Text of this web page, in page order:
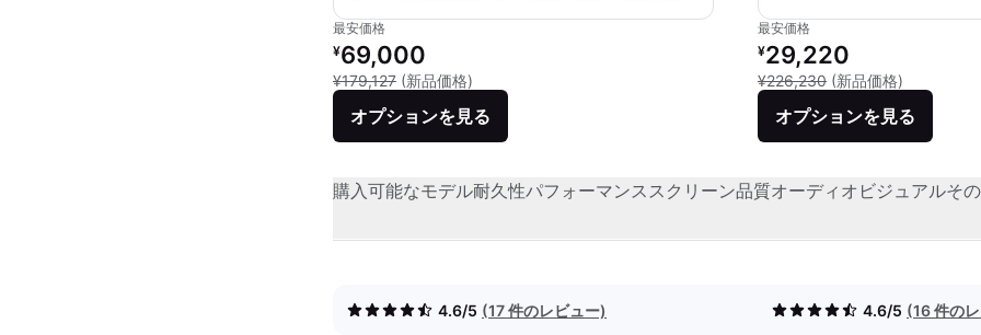
最安価格
リファービッシュ品の価格：
¥69,000
¥179,127 (新品価格)
オプションを見る
最安価格
リファービッシュ品の価格：
¥29,220
¥226,230 (新品価格)
オプションを見る
購入可能なモデル耐久性パフォーマンススクリーン品質オーディオビジュアルそ
4.6/5 (17 件のレビュー) 4.6/5 (16 件の